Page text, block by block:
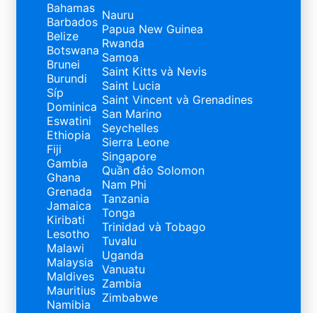
Bahamas
Barbados
Belize
Botswana
Brunei
Burundi
Síp
Dominica
Eswatini
Ethiopia
Fiji
Gambia
Ghana
Grenada
Jamaica
Kiribati
Lesotho
Malawi
Malaysia
Maldives
Mauritius
Namibia
Nauru
Papua New Guinea
Rwanda
Samoa
Saint Kitts và Nevis
Saint Lucia
Saint Vincent và Grenadines
San Marino
Seychelles
Sierra Leone
Singapore
Quần đảo Solomon
Nam Phi
Tanzania
Tonga
Trinidad và Tobago
Tuvalu
Uganda
Vanuatu
Zambia
Zimbabwe